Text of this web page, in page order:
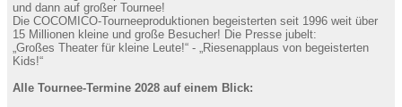
und dann auf großer Tournee!
Die COCOMICO-Tourneeproduktionen begeisterten seit 1996 weit über
15 Millionen kleine und große Besucher! Die Presse jubelt:
„Großes Theater für kleine Leute!“ - „Riesenapplaus von begeisterten
Kids!“
Alle Tournee-Termine 2028 auf einem Blick: